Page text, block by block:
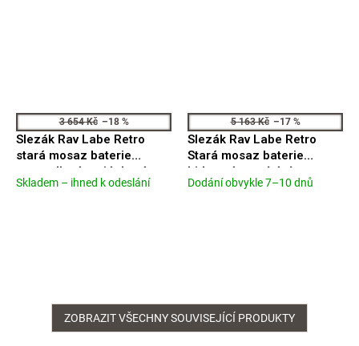
3 654 Kč –18 %
Slezák Rav Labe Retro
stará mosaz baterie
umyvadlová stojánková
L426.0SM
Průměrné
Skladem – ihned k odeslání
5 163 Kč –17 %
Slezák Rav Labe Retro
Stará mosaz baterie
bidetová s otvíráním
odpadu L445.0SM
Průměrné
Dodání obvykle 7–10 dnů
ZOBRAZIT VŠECHNY SOUVISEJÍCÍ PRODUKTY